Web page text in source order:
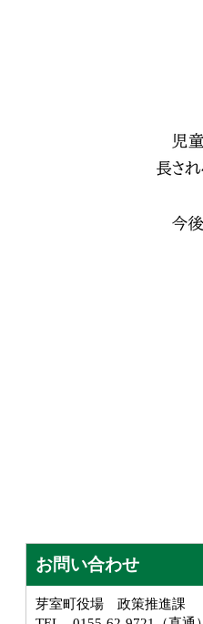
お問い合わせ
芽室町役場 政策推進課